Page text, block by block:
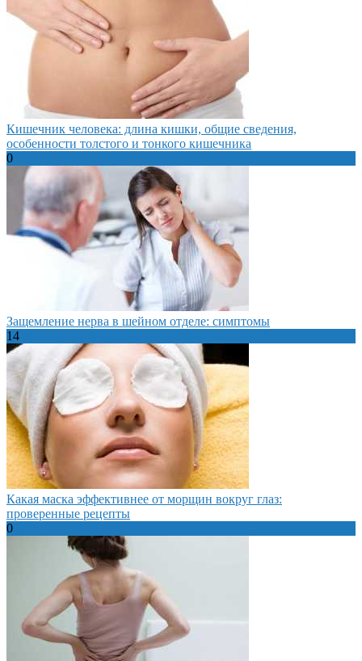
Кишечник человека: длина кишки, общие сведения,
особенности толстого и тонкого кишечника
0
Защемление нерва в шейном отделе: симптомы
14
Какая маска эффективнее от морщин вокруг глаз:
проверенные рецепты
0